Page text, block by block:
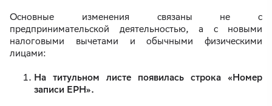
Основные изменения связаны не с
предпринимательской деятельностью, а с новыми
налоговыми вычетами и обычными физическими
лицами:
На титульном листе появилась строка «Номер
записи ЕРН».